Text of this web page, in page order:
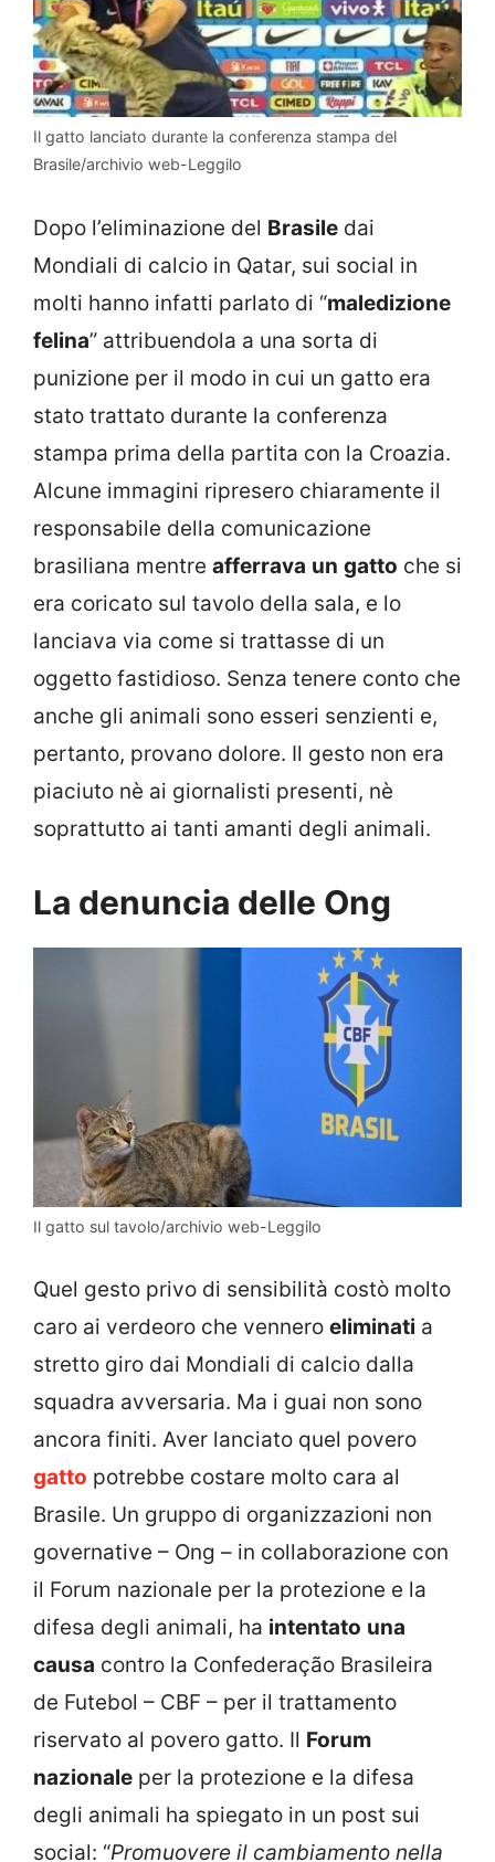
Il gatto lanciato durante la conferenza stampa del
Brasile/archivio web-Leggilo
Dopo l’eliminazione del Brasile dai
Mondiali di calcio in Qatar, sui social in
molti hanno infatti parlato di “maledizione
felina” attribuendola a una sorta di
punizione per il modo in cui un gatto era
stato trattato durante la conferenza
stampa prima della partita con la Croazia.
Alcune immagini ripresero chiaramente il
responsabile della comunicazione
brasiliana mentre afferrava un gatto che si
era coricato sul tavolo della sala, e lo
lanciava via come si trattasse di un
oggetto fastidioso. Senza tenere conto che
anche gli animali sono esseri senzienti e,
pertanto, provano dolore. Il gesto non era
piaciuto nè ai giornalisti presenti, nè
soprattutto ai tanti amanti degli animali.
La denuncia delle Ong
Il gatto sul tavolo/archivio web-Leggilo
Quel gesto privo di sensibilità costò molto
caro ai verdeoro che vennero eliminati a
stretto giro dai Mondiali di calcio dalla
squadra avversaria. Ma i guai non sono
ancora finiti. Aver lanciato quel povero
gatto potrebbe costare molto cara al
Brasile. Un gruppo di organizzazioni non
governative – Ong – in collaborazione con
il Forum nazionale per la protezione e la
difesa degli animali, ha intentato una
causa contro la Confederação Brasileira
de Futebol – CBF – per il trattamento
riservato al povero gatto. Il Forum
nazionale per la protezione e la difesa
degli animali ha spiegato in un post sui
social: “Promuovere il cambiamento nella